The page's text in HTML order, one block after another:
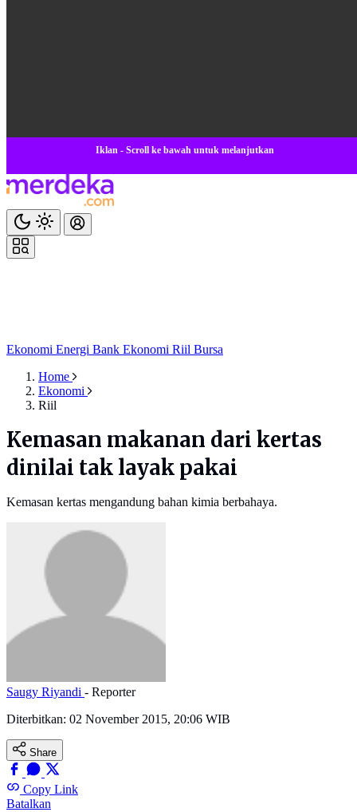
Iklan - Scroll ke bawah untuk melanjutkan
Ekonomi Energi Bank Ekonomi Riil Bursa
Home
Ekonomi
Riil
Kemasan makanan dari kertas
dinilai tak layak pakai
Kemasan kertas mengandung bahan kimia berbahaya.
Saugy Riyandi - Reporter
Diterbitkan: 02 November 2015, 20:06 WIB
Share
Copy Link
Batalkan